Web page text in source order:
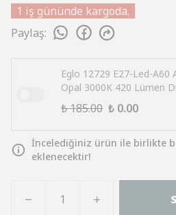
1 iş gününde kargoda.
Paylaş:
Eglo 12729 E27-Led-A60
Opal 3000K 420 Lümen
₺ 185.00 ₺ 0.00
İncelediğiniz ürün ile birlikte
eklenecektir!